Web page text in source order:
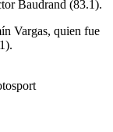
Baudrand (83.1).
Vargas, quien fue